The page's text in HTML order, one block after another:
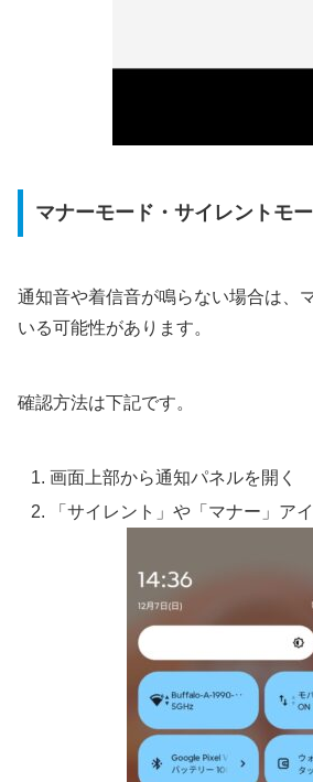
マナーモード・サイレントモ
通知音や着信音が鳴らない場合は、
いる可能性があります。
確認方法は下記です。
画面上部から通知パネルを開く
「サイレント」や「マナー」ア